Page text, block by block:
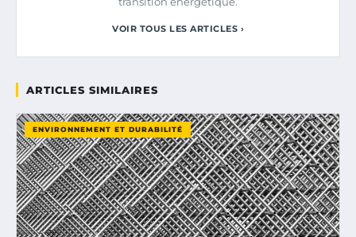
VOIR TOUS LES ARTICLES ›
ARTICLES SIMILAIRES
ENVIRONNEMENT ET DURABILITÉ